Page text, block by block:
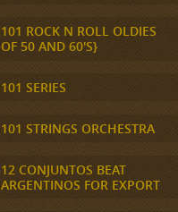
101 ROCK N ROLL OLDIES
OF 50 AND 60'S}
101 SERIES
101 STRINGS ORCHESTRA
12 CONJUNTOS BEAT
ARGENTINOS FOR EXPORT